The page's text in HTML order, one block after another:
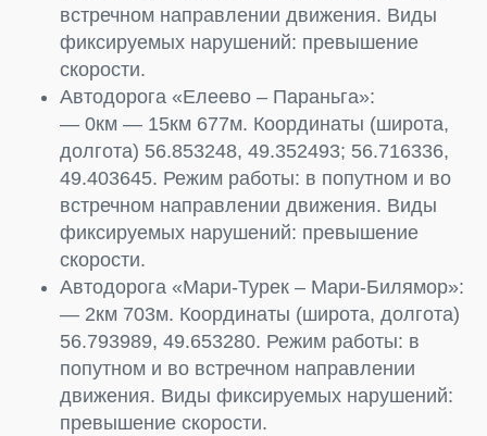
встречном направлении движения. Виды
фиксируемых нарушений: превышение
скорости.
Автодорога «Елеево – Параньга»:
— 0км — 15км 677м. Координаты (широта,
долгота) 56.853248, 49.352493; 56.716336,
49.403645. Режим работы: в попутном и во
встречном направлении движения. Виды
фиксируемых нарушений: превышение
скорости.
Автодорога «Мари-Турек – Мари-Билямор»:
— 2км 703м. Координаты (широта, долгота)
56.793989, 49.653280. Режим работы: в
попутном и во встречном направлении
движения. Виды фиксируемых нарушений:
превышение скорости.